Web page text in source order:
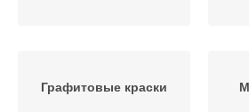
Графитовые краски